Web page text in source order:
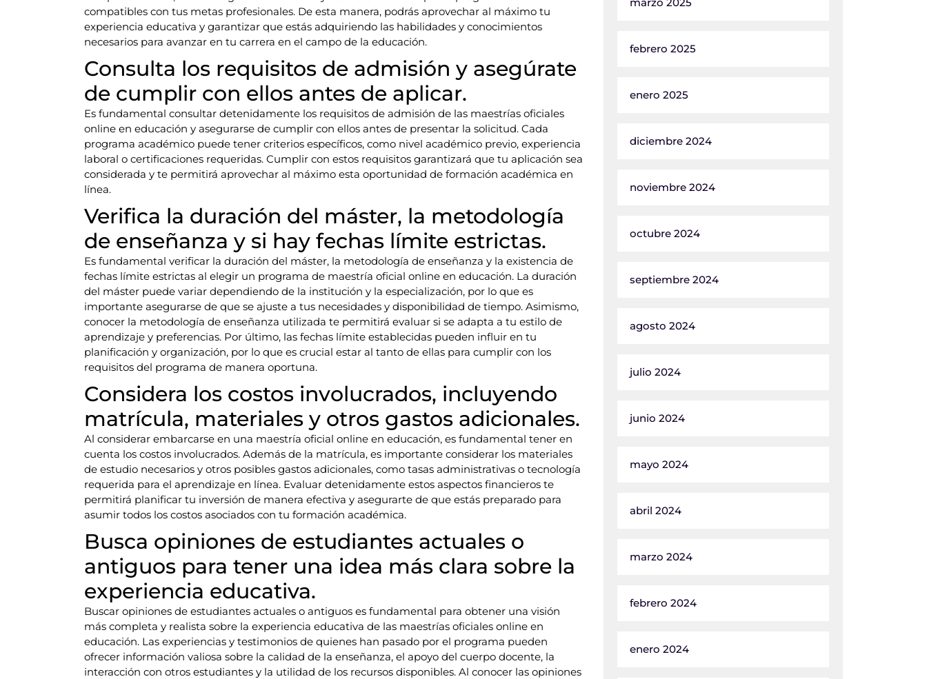
compatibles con tus metas profesionales. De esta manera, podrás aprovechar al máximo tu
experiencia educativa y garantizar que estás adquiriendo las habilidades y conocimientos
necesarios para avanzar en tu carrera en el campo de la educación.
Consulta los requisitos de admisión y asegúrate
de cumplir con ellos antes de aplicar.
Es fundamental consultar detenidamente los requisitos de admisión de las maestrías oficiales
online en educación y asegurarse de cumplir con ellos antes de presentar la solicitud. Cada
programa académico puede tener criterios específicos, como nivel académico previo, experiencia
laboral o certificaciones requeridas. Cumplir con estos requisitos garantizará que tu aplicación sea
considerada y te permitirá aprovechar al máximo esta oportunidad de formación académica en
línea.
Verifica la duración del máster, la metodología
de enseñanza y si hay fechas límite estrictas.
Es fundamental verificar la duración del máster, la metodología de enseñanza y la existencia de
fechas límite estrictas al elegir un programa de maestría oficial online en educación. La duración
del máster puede variar dependiendo de la institución y la especialización, por lo que es
importante asegurarse de que se ajuste a tus necesidades y disponibilidad de tiempo. Asimismo,
conocer la metodología de enseñanza utilizada te permitirá evaluar si se adapta a tu estilo de
aprendizaje y preferencias. Por último, las fechas límite establecidas pueden influir en tu
planificación y organización, por lo que es crucial estar al tanto de ellas para cumplir con los
requisitos del programa de manera oportuna.
Considera los costos involucrados, incluyendo
matrícula, materiales y otros gastos adicionales.
Al considerar embarcarse en una maestría oficial online en educación, es fundamental tener en
cuenta los costos involucrados. Además de la matrícula, es importante considerar los materiales
de estudio necesarios y otros posibles gastos adicionales, como tasas administrativas o tecnología
requerida para el aprendizaje en línea. Evaluar detenidamente estos aspectos financieros te
permitirá planificar tu inversión de manera efectiva y asegurarte de que estás preparado para
asumir todos los costos asociados con tu formación académica.
Busca opiniones de estudiantes actuales o
antiguos para tener una idea más clara sobre la
experiencia educativa.
Buscar opiniones de estudiantes actuales o antiguos es fundamental para obtener una visión
más completa y realista sobre la experiencia educativa de las maestrías oficiales online en
educación. Las experiencias y testimonios de quienes han pasado por el programa pueden
ofrecer información valiosa sobre la calidad de la enseñanza, el apoyo del cuerpo docente, la
interacción con otros estudiantes y la utilidad de los recursos disponibles. Al conocer las opiniones
febrero 2025
enero 2025
diciembre 2024
noviembre 2024
octubre 2024
septiembre 2024
agosto 2024
julio 2024
junio 2024
mayo 2024
abril 2024
marzo 2024
febrero 2024
enero 2024